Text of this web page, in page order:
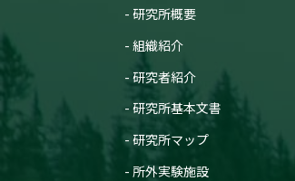
研究所概要
組織紹介
研究者紹介
研究所基本文書
研究所マップ
所外実験施設